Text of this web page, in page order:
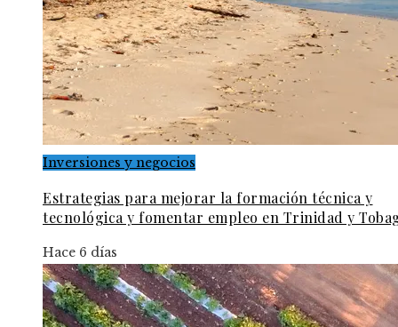
Inversiones y negocios
Estrategias para mejorar la formación técnica y
tecnológica y fomentar empleo en Trinidad y
Hace 6 días